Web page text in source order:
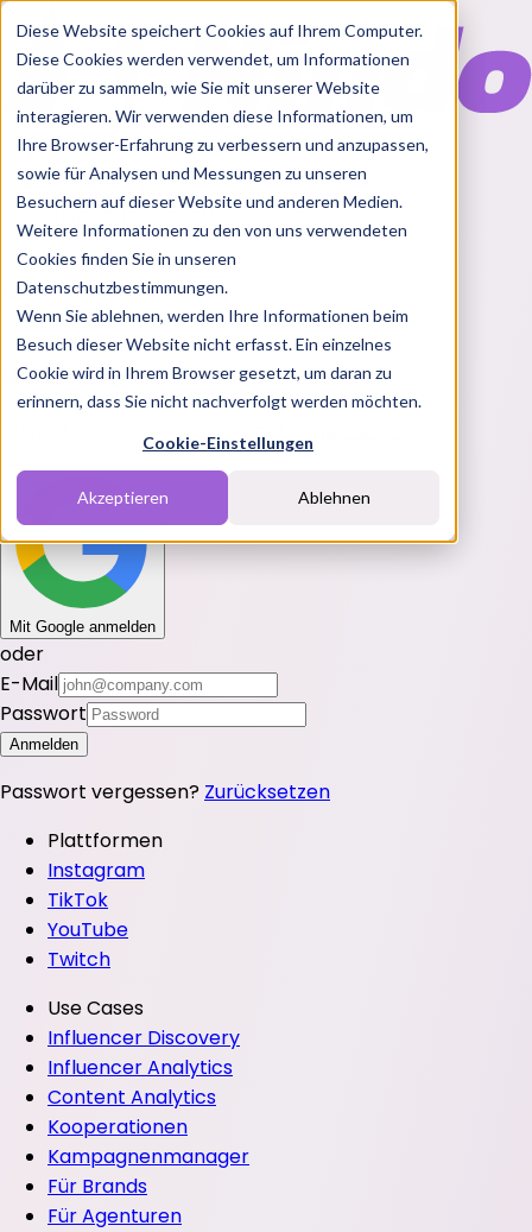
Diese Website speichert Cookies auf Ihrem Computer.
Diese Cookies werden verwendet, um Informationen
darüber zu sammeln, wie Sie mit unserer Website
interagieren. Wir verwenden diese Informationen, um
Ihre Browser-Erfahrung zu verbessern und anzupassen,
sowie für Analysen und Messungen zu unseren
Besuchern auf dieser Website und anderen Medien.
Weitere Informationen zu den von uns verwendeten
Cookies finden Sie in unseren
Datenschutzbestimmungen.
Wenn Sie ablehnen, werden Ihre Informationen beim
Besuch dieser Website nicht erfasst. Ein einzelnes
Cookie wird in Ihrem Browser gesetzt, um daran zu
erinnern, dass Sie nicht nachverfolgt werden möchten.
Cookie-Einstellungen
Akzeptieren Ablehnen
Features
Solutions
BlogChartsRabatt CodesPakete
Login
Melde dich bei Nindo an
Du hast noch keinen Account?
Mit Google anmelden
oder
E-Mail
Passwort
Anmelden
Passwort vergessen? Zurücksetzen
Plattformen
Instagram
TikTok
YouTube
Twitch
Use Cases
Influencer Discovery
Influencer Analytics
Content Analytics
Kooperationen
Kampagnenmanager
Für Brands
Für Agenturen